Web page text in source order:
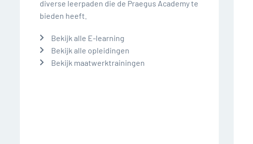
diverse leerpaden die de Praegus Academy te
bieden heeft.
Bekijk alle E-learning
Bekijk alle opleidingen
Bekijk maatwerktrainingen